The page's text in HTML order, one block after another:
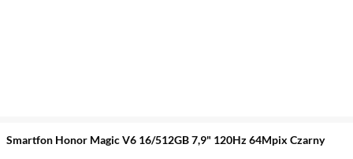
Smartfon Honor Magic V6 16/512GB 7,9" 120Hz 64Mpix Czarny